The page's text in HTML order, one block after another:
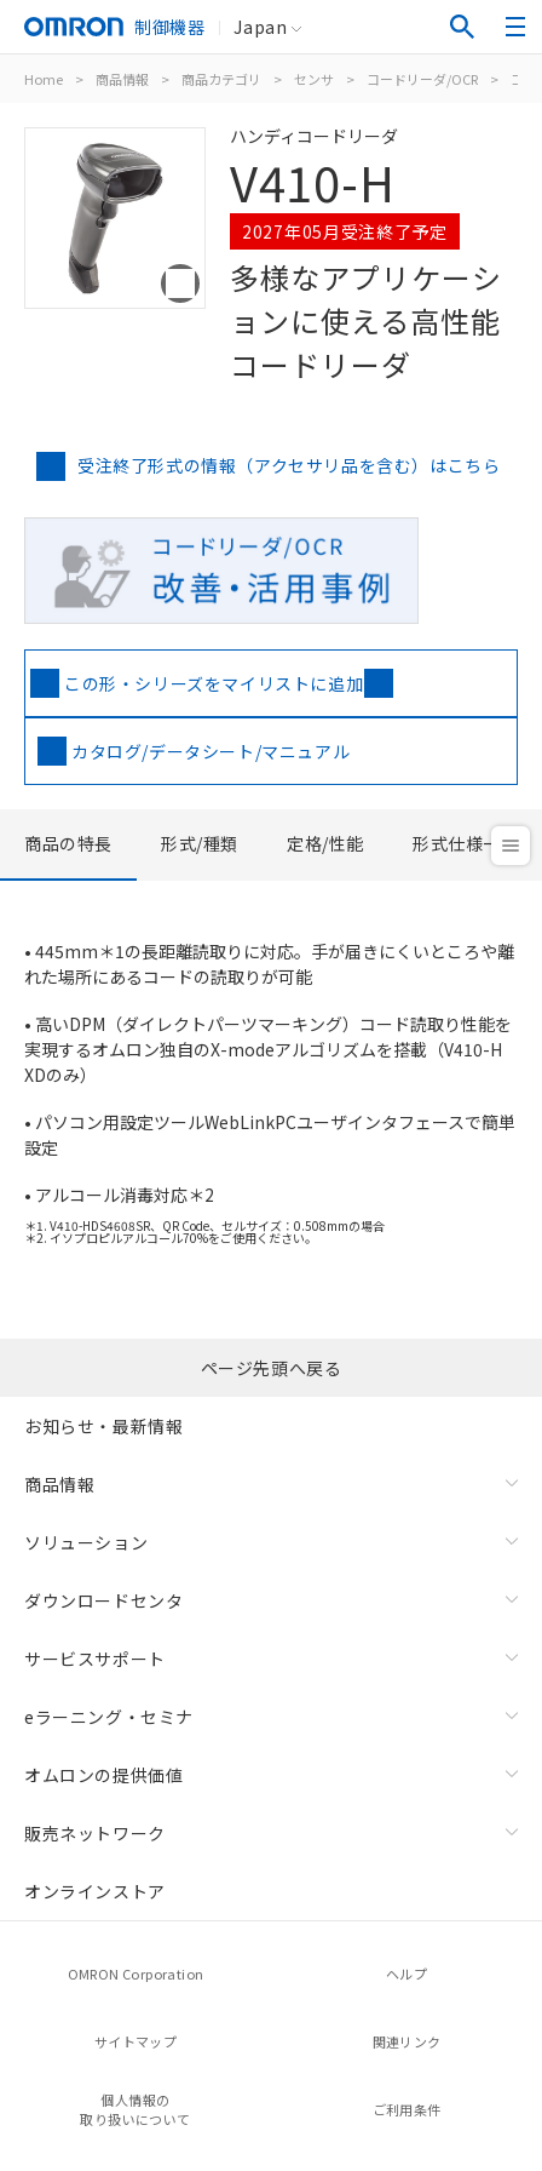
制御機器 Japan
Home > 商品情報 > 商品カテゴリ > センサ > コードリーダ/OCR > コ
ハンディコードリーダ
V410-H
2027年05月受注終了予定
多様なアプリケーシ
ョンに使える高性能
コードリーダ
受注終了形式の情報（アクセサリ品を含む）はこちら
この形・シリーズをマイリストに追加
カタログ/データシート/マニュアル
商品の特長 形式/種類 定格/性能 形式仕様一覧
• 445mm＊1の長距離読取りに対応。手が届きにくいところや離
れた場所にあるコードの読取りが可能
• 高いDPM（ダイレクトパーツマーキング）コード読取り性能を
実現するオムロン独自のX-modeアルゴリズムを搭載（V410-H
XDのみ）
• パソコン用設定ツールWebLinkPCユーザインタフェースで簡単
設定
• アルコール消毒対応＊2
＊1. V410-HDS4608SR、QR Code、セルサイズ：0.508mmの場合
＊2. イソプロピルアルコール70%をご使用ください。
ページ先頭へ戻る
お知らせ・最新情報
商品情報
ソリューション
ダウンロードセンタ
サービスサポート
eラーニング・セミナ
オムロンの提供価値
販売ネットワーク
オンラインストア
OMRON Corporation ヘルプ
サイトマップ 関連リンク
個人情報の
取り扱いについて
ご利用条件